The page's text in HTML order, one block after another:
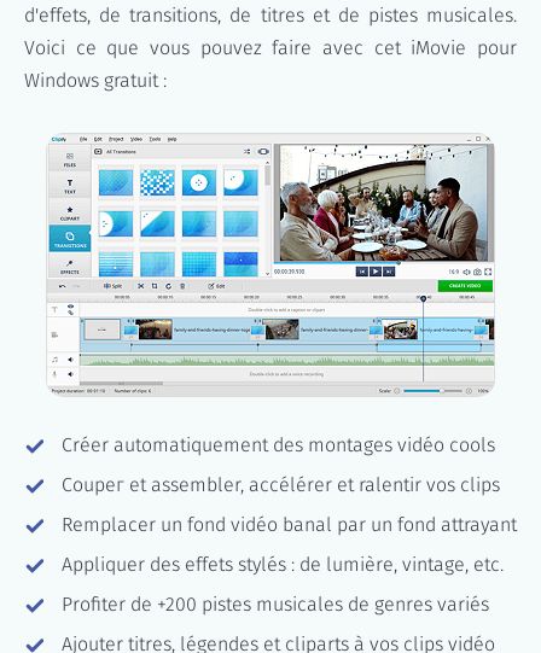
d'effets, de transitions, de titres et de pistes musicales.
Voici ce que vous pouvez faire avec cet iMovie pour
Windows gratuit :
Créer automatiquement des montages vidéo cools
Coupeг et assembler, accélérer et ralentir vos clips
Remplacer un fond vidéo banal par un fond attrayant
Appliquer des effets stylés : de lumière, vintage, etc.
Profiter de +200 pistes musicales de genres variés
Ajouter titres, légendes et cliparts à vos clips vidéo